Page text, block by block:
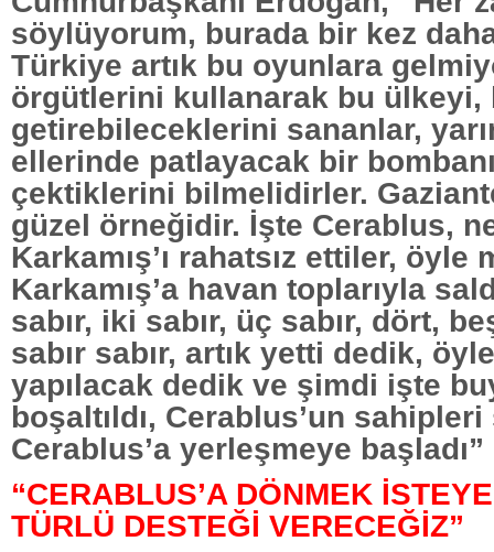
söylüyorum, burada bir kez
Türkiye artık bu oyunlara
örgütlerini kullanarak bu ülkeyi,
getirebileceklerini sananlar,
ellerinde patlayacak bir
çektiklerini bilmelidirler.
güzel örneğidir. İşte Cerablus,
Karkamış’ı rahatsız ettiler, öyle
Karkamış’a havan toplarıyla
sabır, iki sabır, üç sabır, dört,
sabır sabır, artık yetti dedik,
yapılacak dedik ve şimdi işte
boşaltıldı, Cerablus’un
Cerablus’a yerleşmeye
“CERABLUS’A DÖNMEK
TÜRLÜ DESTEĞİ VERECEĞİZ”